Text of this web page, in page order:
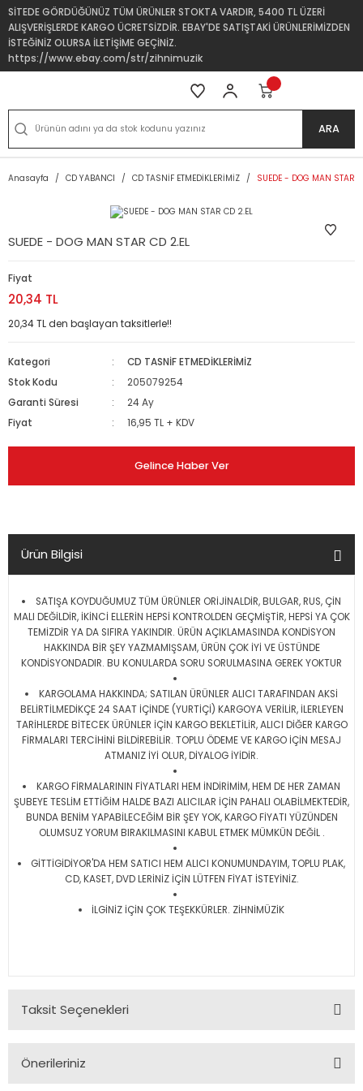
SİTEDE GÖRDÜĞÜNÜZ TÜM ÜRÜNLER STOKTA VARDIR, 5400 TL ÜZERİ
ALIŞVERİŞLERDE KARGO ÜCRETSİZDİR. EBAY'DE SATIŞTAKİ ÜRÜNLERİMİZDEN
İSTEĞİNİZ OLURSA İLETİŞİME GEÇİNİZ.
https://www.ebay.com/str/zihnimuzik
ARA
Anasayfa CD YABANCI CD TASNİF ETMEDİKLERİMİZ SUEDE - DOG MAN STAR
SUEDE - DOG MAN STAR CD 2.EL
Fiyat
20,34 TL
20,34 TL den başlayan taksitlerle!!
Kategori
CD TASNİF ETMEDİKLERİMİZ
Stok Kodu
205079254
Garanti Süresi
24 Ay
Fiyat
16,95 TL + KDV
Gelince Haber Ver
Ürün Bilgisi
SATIŞA KOYDUĞUMUZ TÜM ÜRÜNLER ORİJİNALDİR, BULGAR, RUS, ÇİN
MALI DEĞİLDİR, İKİNCİ ELLERİN HEPSİ KONTROLDEN GEÇMİŞTİR, HEPSİ YA ÇOK
TEMİZDİR YA DA SIFIRA YAKINDIR. ÜRÜN AÇIKLAMASINDA KONDİSYON
HAKKINDA BİR ŞEY YAZMAMIŞSAM, ÜRÜN ÇOK İYİ VE ÜSTÜNDE
KONDİSYONDADIR. BU KONULARDA SORU SORULMASINA GEREK YOKTUR
KARGOLAMA HAKKINDA; SATILAN ÜRÜNLER ALICI TARAFINDAN AKSİ
BELİRTİLMEDİKÇE 24 SAAT İÇİNDE (YURTİÇİ) KARGOYA VERİLİR, İLERLEYEN
TARİHLERDE BİTECEK ÜRÜNLER İÇİN KARGO BEKLETİLİR, ALICI DİĞER KARGO
FİRMALARI TERCİHİNİ BİLDİREBİLİR. TOPLU ÖDEME VE KARGO İÇİN MESAJ
ATMANIZ İYİ OLUR, DİYALOG İYİDİR.
KARGO FİRMALARININ FİYATLARI HEM İNDİRİMİM, HEM DE HER ZAMAN
ŞUBEYE TESLİM ETTİĞİM HALDE BAZI ALICILAR İÇİN PAHALI OLABİLMEKTEDİR,
BUNDA BENİM YAPABİLECEĞİM BİR ŞEY YOK, KARGO FİYATI YÜZÜNDEN
OLUMSUZ YORUM BIRAKILMASINI KABUL ETMEK MÜMKÜN DEĞİL .
GİTTİGİDİYOR'DA HEM SATICI HEM ALICI KONUMUNDAYIM, TOPLU PLAK,
CD, KASET, DVD LERİNİZ İÇİN LÜTFEN FİYAT İSTEYİNİZ.
İLGİNİZ İÇİN ÇOK TEŞEKKÜRLER. ZİHNİMÜZİK
Taksit Seçenekleri
Önerileriniz